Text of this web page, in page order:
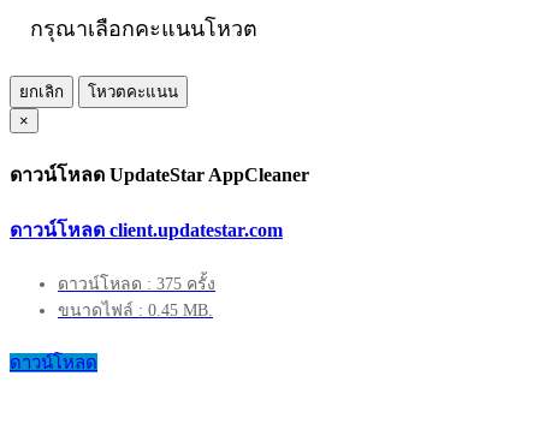
กรุณาเลือกคะแนนโหวต
ยกเลิก
โหวตคะแนน
×
ดาวน์โหลด UpdateStar AppCleaner
ดาวน์โหลด client.updatestar.com
ดาวน์โหลด : 375 ครั้ง
ขนาดไฟล์ : 0.45 MB.
ดาวน์โหลด